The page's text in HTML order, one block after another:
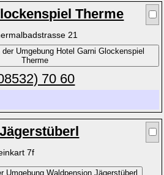
Therme
21
70 60
7f